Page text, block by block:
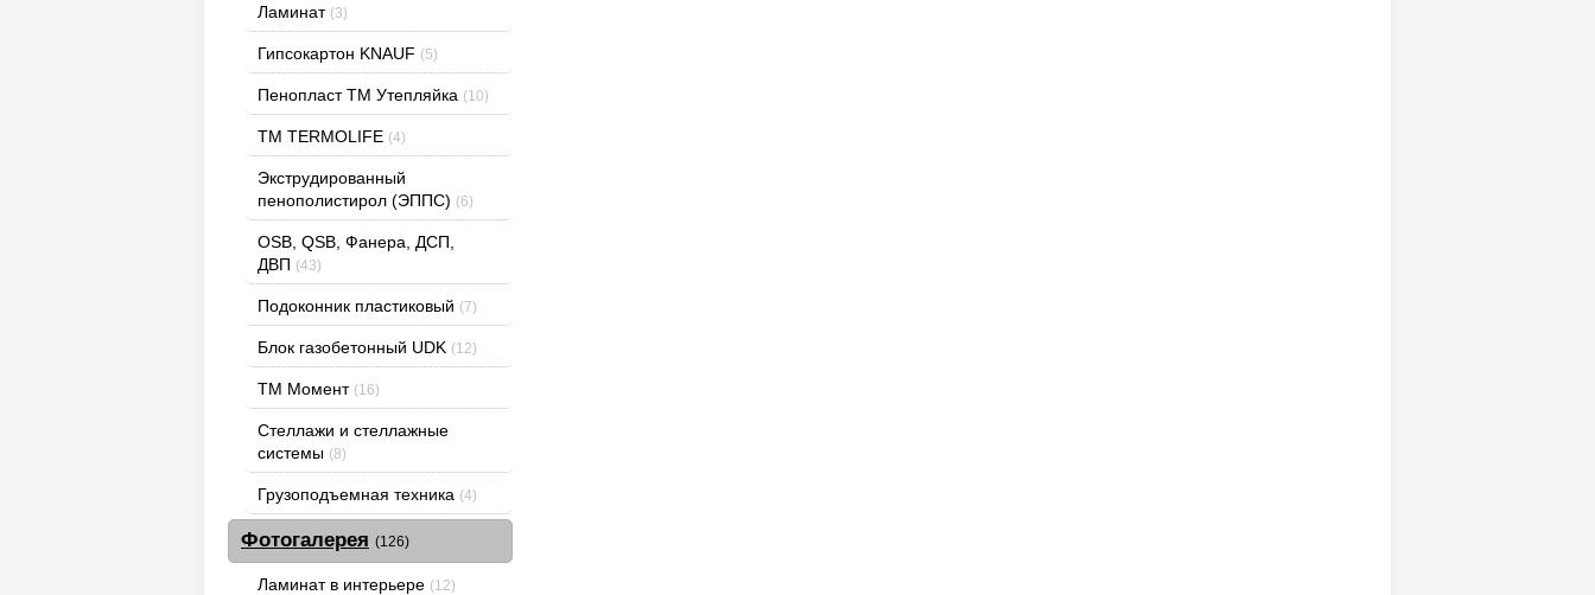
Ламинат (3)
Гипсокартон KNAUF (5)
Пенопласт ТМ Утепляйка (10)
TM TERMOLIFE (4)
Экструдированный
пенополистирол (ЭППС) (6)
OSB, QSB, Фанера, ДСП,
ДВП (43)
Подоконник пластиковый (7)
Блок газобетонный UDK (12)
ТМ Момент (16)
Стеллажи и стеллажные
системы (8)
Грузоподъемная техника (4)
Фотогалерея (126)
Ламинат в интерьере (12)